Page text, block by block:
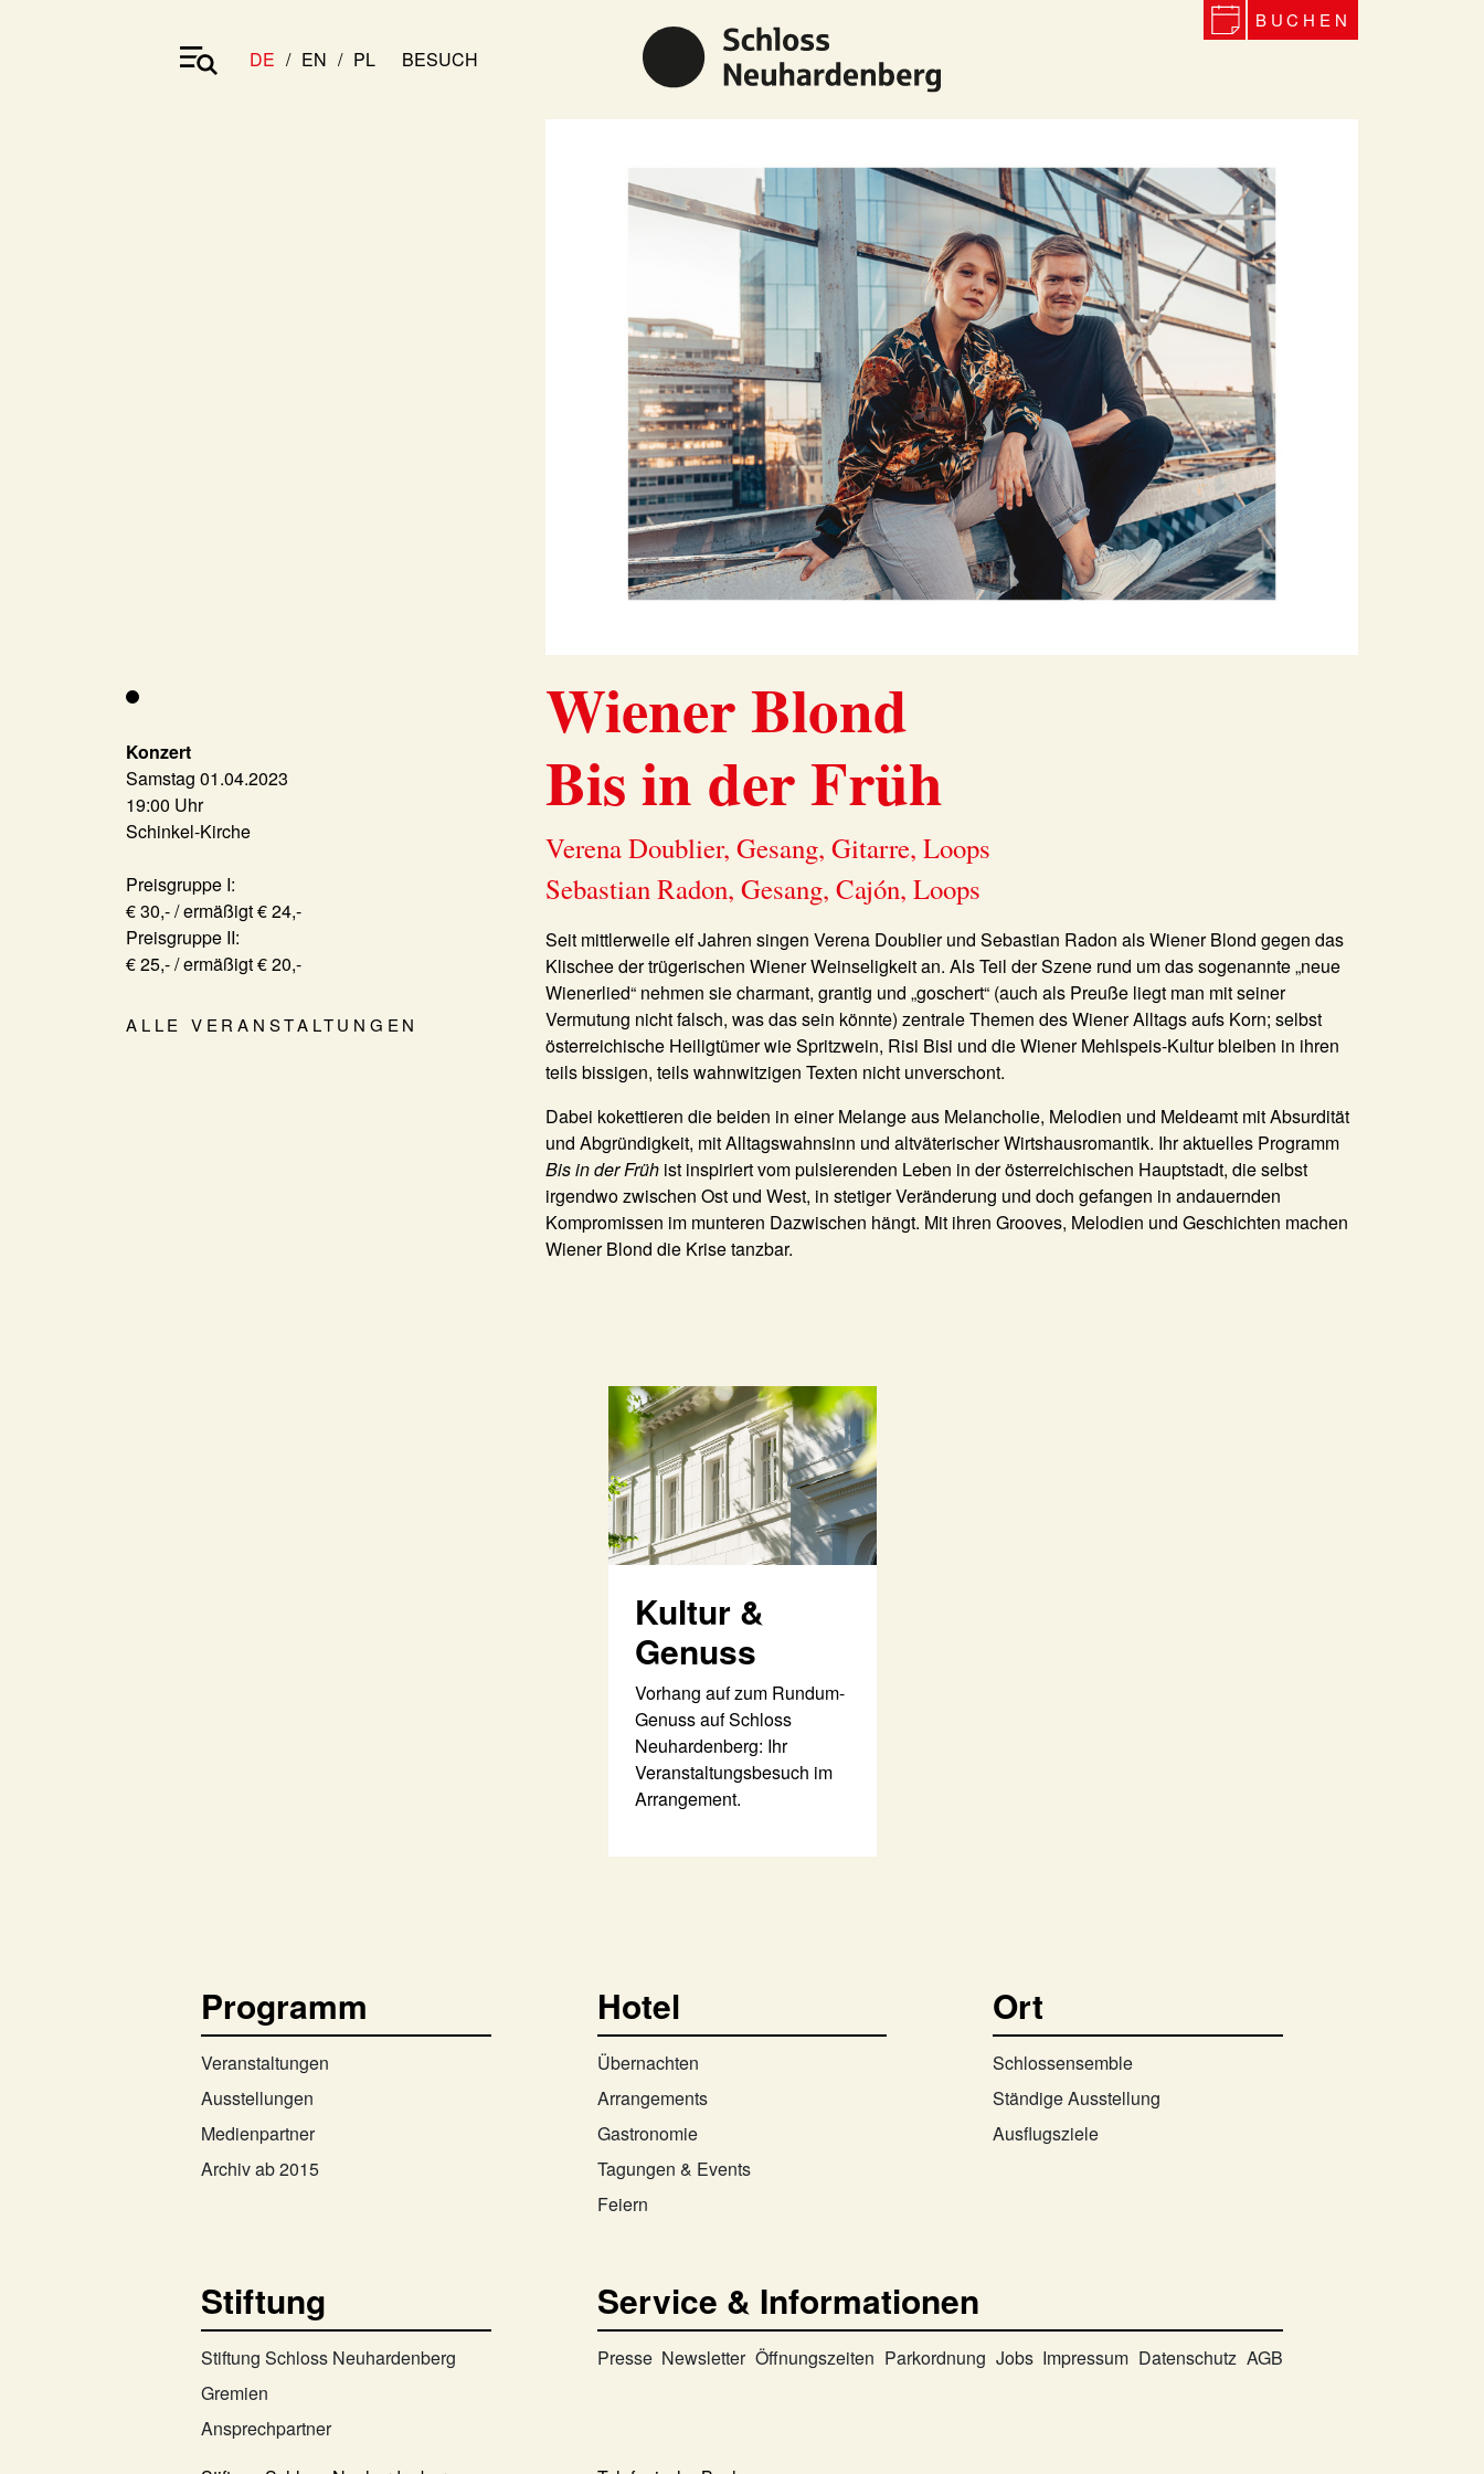
DE EN PL BESUCH
BUCHEN
Konzert
Samstag 01.04.2023
19:00 Uhr
Schinkel-Kirche
Preisgruppe I:
€ 30,- / ermäßigt € 24,-
Preisgruppe II:
€ 25,- / ermäßigt € 20,-
ALLE VERANSTALTUNGEN
Wiener Blond
Bis in der Früh
Verena Doublier, Gesang, Gitarre, Loops
Sebastian Radon, Gesang, Cajón, Loops
Seit mittlerweile elf Jahren singen Verena Doublierund Sebastian Radon alsWiener Blond gegen das
Klischee der trügerischen Wiener Weinseligkeit an. Als Teil der Szene rund um das sogenannte „neue
Wienerlied“ nehmen sie charmant, grantig und „goschert“ (auch als Preuße liegt man mit seiner
Vermutung nicht falsch, was das sein könnte) zentrale Themen des Wiener Alltags aufs Korn; selbst
österreichische Heiligtümer wie Spritzwein, Risi Bisi und die Wiener Mehlspeis-Kultur bleiben in ihren
teils bissigen, teils wahnwitzigen Texten nicht unverschont.
Dabei kokettieren die beiden in einer Melange aus Melancholie, Melodien und Meldeamt mit Absurdität
und Abgründigkeit, mit Alltagswahnsinn und altväterischer Wirtshausromantik. Ihr aktuelles Programm
Bis in der Früh ist inspiriert vom pulsierenden Leben in der österreichischen Hauptstadt, die selbst
irgendwo zwischen Ost und West, in stetiger Veränderung und doch gefangen in andauernden
Kompromissen im munteren Dazwischen hängt. Mit ihren Grooves, Melodien und Geschichten machen
Wiener Blond die Krise tanzbar.
Kultur &
Genuss
Vorhang auf zum Rundum-
Genuss auf Schloss
Neuhardenberg: Ihr
Veranstaltungsbesuch im
Arrangement.
Programm
Veranstaltungen
Ausstellungen
Medienpartner
Archiv ab 2015
Hotel
Übernachten
Arrangements
Gastronomie
Tagungen & Events
Feiern
Ort
Schlossensemble
Ständige Ausstellung
Ausflugsziele
Stiftung
Stiftung Schloss Neuhardenberg
Gremien
Ansprechpartner
Service & Informationen
Presse Newsletter Öffnungszeiten Parkordnung Jobs Impressum Datenschutz AGB